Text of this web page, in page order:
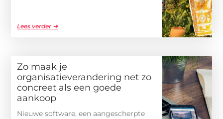
Lees verder ➜
Zo maak je
organisatieverandering net zo
concreet als een goede
aankoop
Nieuwe software, een aangescherpte